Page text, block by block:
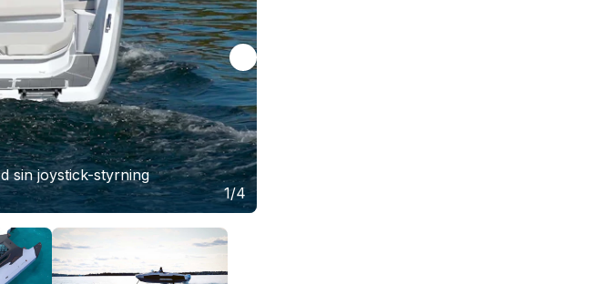
sin joystick-styrning
1/4